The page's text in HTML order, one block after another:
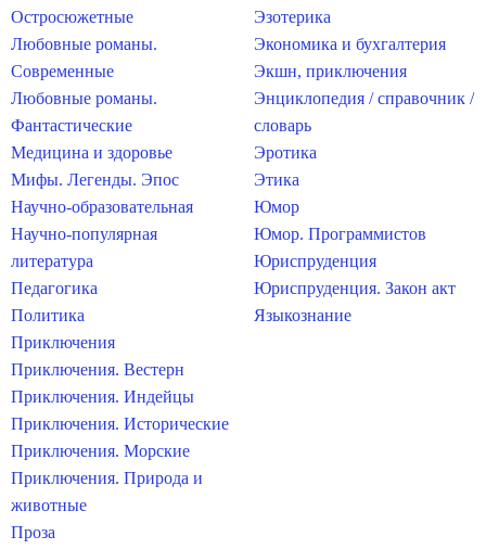
Остросюжетные
Любовные романы.
Современные
Любовные романы.
Фантастические
Медицина и здоровье
Мифы. Легенды. Эпос
Научно-образовательная
Научно-популярная
литература
Педагогика
Политика
Приключения
Приключения. Вестерн
Приключения. Индейцы
Приключения. Исторические
Приключения. Морские
Приключения. Природа и
животные
Проза
Эзотерика
Экономика и бухгалтерия
Экшн, приключения
Энциклопедия / справочник /
словарь
Эротика
Этика
Юмор
Юмор. Программистов
Юриспруденция
Юриспруденция. Закон акт
Языкознание